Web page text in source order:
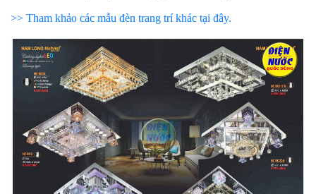
>> Tham khảo các mẫu đèn trang trí khác tại đây.